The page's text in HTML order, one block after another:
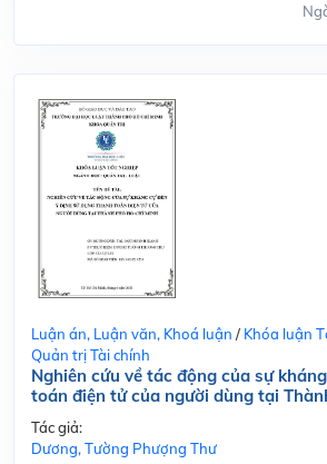
Luận án, Luận văn, Khoá luận / Khóa luận
Quản trị Tài chính
Nghiên cứu về tác động của sự
toán điện tử của người dùng tại
Tác giả:
Dương, Tường Phượng Thư